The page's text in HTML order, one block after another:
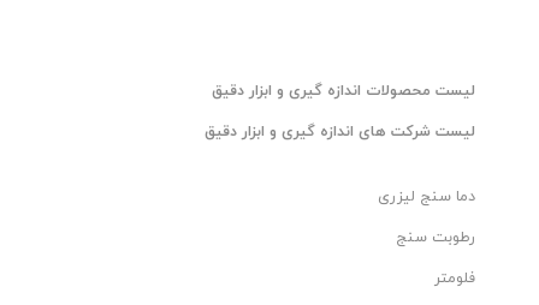
ليست محصولات اندازه گیری و ابزار دقیق
ليست شرکت های اندازه گیری و ابزار دقیق
دما سنج لیزری
رطوبت سنج
فلومتر